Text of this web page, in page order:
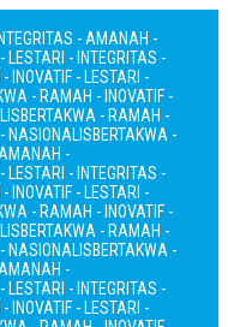
- AMANAH -
LESTARI - INTEGRITAS -
INOVATIF - LESTARI -
- RAMAH - INOVATIF -
BERTAKWA - RAMAH -
NASIONALISBERTAKWA -
-
LESTARI - INTEGRITAS -
INOVATIF - LESTARI -
- RAMAH - INOVATIF -
BERTAKWA - RAMAH -
NASIONALISBERTAKWA -
-
LESTARI - INTEGRITAS -
INOVATIF - LESTARI -